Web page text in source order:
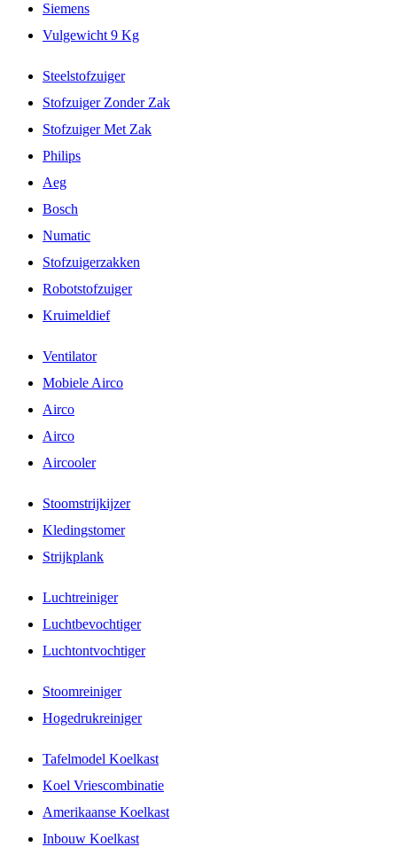
Siemens
Vulgewicht 9 Kg
Steelstofzuiger
Stofzuiger Zonder Zak
Stofzuiger Met Zak
Philips
Aeg
Bosch
Numatic
Stofzuigerzakken
Robotstofzuiger
Kruimeldief
Ventilator
Mobiele Airco
Airco
Airco
Aircooler
Stoomstrijkijzer
Kledingstomer
Strijkplank
Luchtreiniger
Luchtbevochtiger
Luchtontvochtiger
Stoomreiniger
Hogedrukreiniger
Tafelmodel Koelkast
Koel Vriescombinatie
Amerikaanse Koelkast
Inbouw Koelkast